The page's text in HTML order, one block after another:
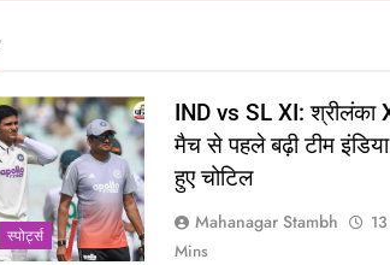
‎स्पोर्ट्स
IND vs SL XI: श्रीलंका
मैच से पहले बढ़ी टीम
हुए चोटिल
Mahanagar Stambh
Mins